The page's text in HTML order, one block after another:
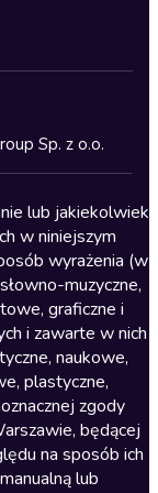
Sp. z o.o.
lub jakiekolwiek
w niniejszym
wyrażenia (w
muzyczne,
graficzne i
i zawarte w nich
naukowe,
plastyczne,
zgody
będącej
na sposób ich
lub